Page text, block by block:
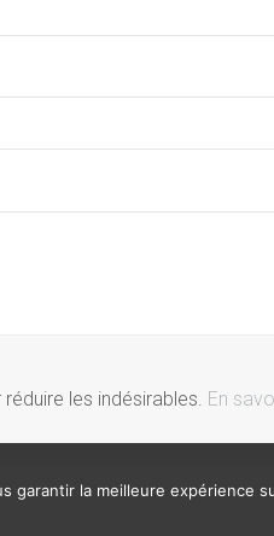
les indésirables. En
garantir la meilleure expérience